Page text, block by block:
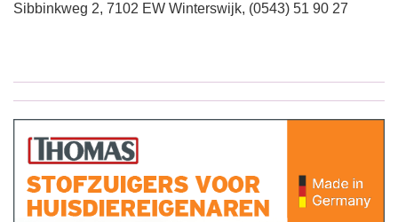
Sibbinkweg 2, 7102 EW Winterswijk, (0543) 51 90 27